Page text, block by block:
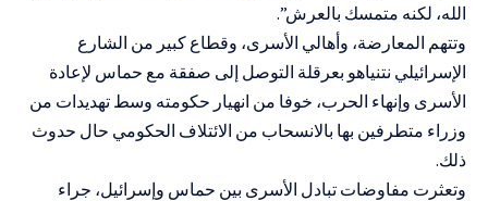
الله، لكنه متمسك بالعرش”.
وتتهم المعارضة، وأهالي الأسرى، وقطاع كبير من الشارع
الإسرائيلي نتنياهو بعرقلة التوصل إلى صفقة مع حماس لإعادة
الأسرى وإنهاء الحرب، خوفا من انهيار حكومته وسط تهديدات من
وزراء متطرفين بها بالانسحاب من الائتلاف الحكومي حال حدوث
ذلك.
وتعثرت مفاوضات تبادل الأسرى بين حماس وإسرائيل، جراء